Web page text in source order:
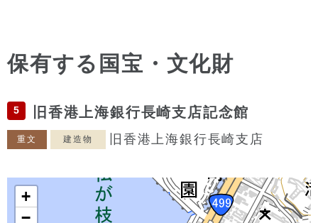
保有する国宝・文化財
5 旧香港上海銀行長崎支店記念館
重文 建造物 旧香港上海銀行長崎支店
+
−